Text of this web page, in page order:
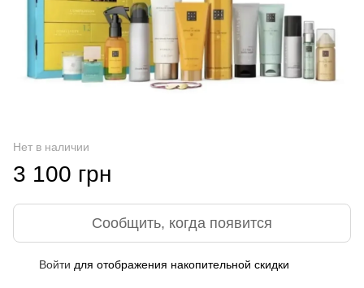
Нет в наличии
3 100 грн
Сообщить, когда появится
Войти для отображения накопительной скидки